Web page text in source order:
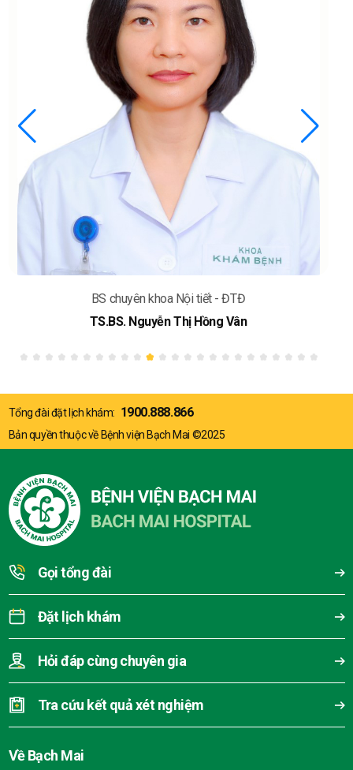
khoa Nội tiết - ĐTĐ
Nguyễn Thị Hồng Vân
Tổng đài đặt lịch khám: 1900.888.866
Bản quyền thuộc về Bệnh viện Bạch Mai ©2025
Gọi tổng đài
Đặt lịch khám
Hỏi đáp cùng chuyên gia
Tra cứu kết quả xét nghiệm
Về Bạch Mai